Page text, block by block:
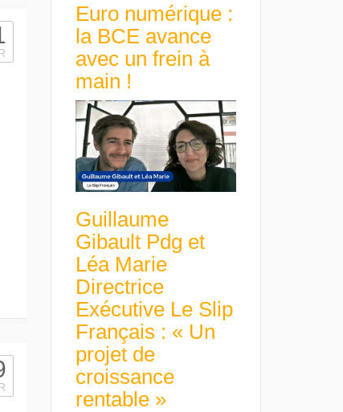
Euro numérique :
la BCE avance
avec un frein à
main !
Guillaume
Gibault Pdg et
Léa Marie
Directrice
Exécutive Le Slip
Français : « Un
projet de
croissance
rentable »